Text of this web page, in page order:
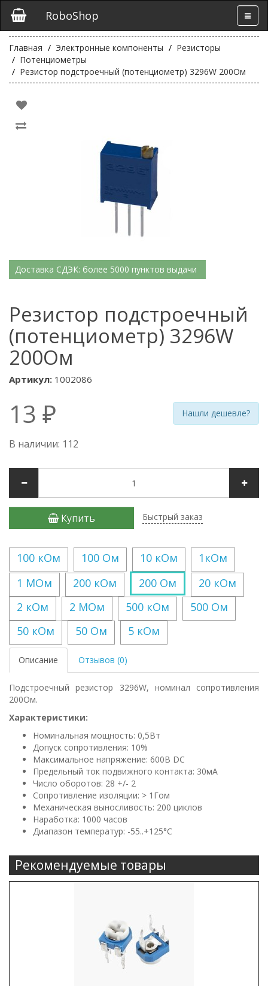
RoboShop
Главная Электронные компоненты
Резисторы
Потенциометры
Резистор подстроечный (потенциометр) 3296W 200Ом
Доставка СДЭК: более 5000 пунктов выдачи
Резистор подстроечный
(потенциометр) 3296W
200Ом
Артикул: 1002086
13 ₽ Нашли дешевле?
В наличии: 112
Купить Быстрый заказ
100 кОм 100 Ом 10 кОм
1кОм
1 МОм
200 кОм 200 Ом
20 кОм
2 кОм
2 МОм 500 кОм
500 Ом
50 кОм
50 Ом 5 кОм
Описание Отзывов (0)
Подстроечный резистор 3296W, номинал сопротивления
200Ом.
Характеристики:
Номинальная мощность: 0,5Вт
Допуск сопротивления: 10%
Максимальное напряжение: 600В DC
Предельный ток подвижного контакта: 30мА
Число оборотов: 28 +/- 2
Сопротивление изоляции: > 1Гом
Механическая выносливость: 200 циклов
Наработка: 1000 часов
Диапазон температур: -55..+125°С
Рекомендуемые товары